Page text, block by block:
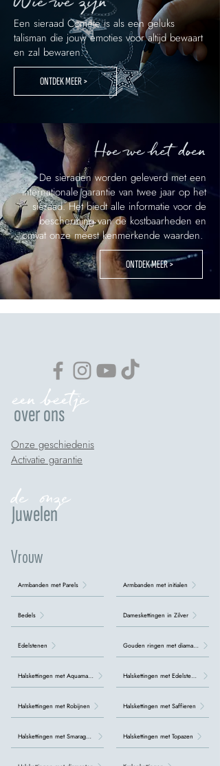
Een sieraad Comete is als een geluks
talisman die jouw emoties voor altijd bewaart
en zal bewaren.
ONTDEK MEER >
Hoe we het doen
De sieraden worden geleverd met een
internationale garantie van twee jaar op het
sieraad. Het biedt alle informatie voor de
bescherming van de kostbaarheden en
omvat onze meest kenmerkende waarden.
ONTDEK MEER >
over ons
een beetje
Onze geschiedenis
Activatie garantie
de onze
Juwelen
Vrouw
Armbanden met Parels
Bedels
Edelstenen
Halskettingen met Aquamarijn
Halskettingen met Robijnen
Halskettingen met Smaragden
Armbanden met initialen
Dameskettingen in Zilver
Gouden ringen met diamanten
Halskettingen met Edelstenen
Halskettingen met Saffieren
Halskettingen met Topazen